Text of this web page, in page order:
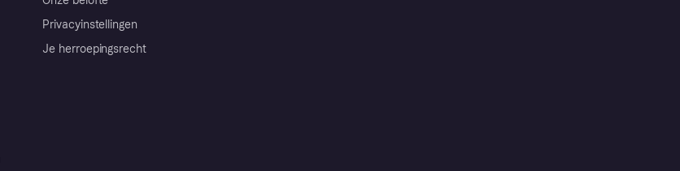
Privacyinstellingen
Je herroepingsrecht